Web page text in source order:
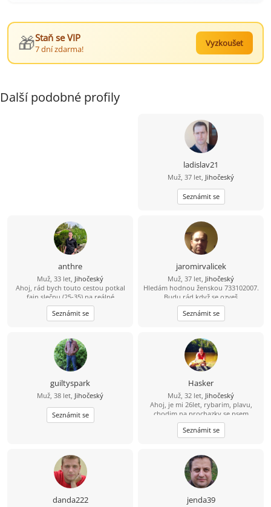
🎁Staň se VIP
7 dní zdarma!
Vyzkoušet
Další podobné profily
ladislav21
Muž, 37 let, Jihočeský
Seznámit se
anthre
Muž, 33 let, Jihočeský
Ahoj, rád bych touto cestou potkal
fajn slečnu (25-35) na reálné
seznámení. Že se sice jmenuji Dědek,
ale ve svých 33 letech mám do
starého železa ještě daleko. ????
Trhové Sviny – České Budějovice.
Jsem v tomhle realista a hledám
parťačku z okolí, abychom k sobě
neměli dál, než na jedno rozumné
dojetí autem. Jsem spolehlivý chlap,
co nezkazí žádnou srandu a raději
než davy vyhledává klidnější místa.
Když je čas a počasí, sbalím batoh a
jdu na lehčí výlet do přírody, kde si
čistím hlavu a natáčím zajímavá
popovídat, ale i příjemně mlčet.
Dopisování beru jen jako začátek.
Napiš a po pár větách se raději
uvidíme naživo u kafe nebo na
procházce.
Seznámit se
jaromirvalicek
Muž, 37 let, Jihočeský
Hledám hodnou ženskou 733102007.
Budu rád když se ozveš
Seznámit se
guiltyspark
Muž, 38 let, Jihočeský
Seznámit se
Hasker
Muž, 32 let, Jihočeský
Ahoj, je mi 26let, rybarim, plavu,
chodim na prochazky se psem
Seznámit se
danda222 jenda39